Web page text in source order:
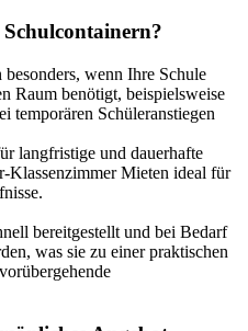
besonders, wenn Ihre Schule
Raum benötigt, beispielsweise
temporären Schüleranstiegen
langfristige und dauerhafte
Klassenzimmer Mieten ideal für
bereitgestellt und bei Bedarf
was sie zu einer praktischen